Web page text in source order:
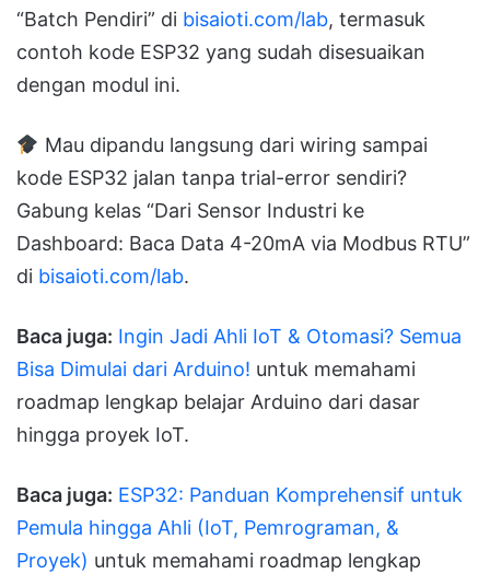
“Batch Pendiri” di bisaioti.com/lab, termasuk
contoh kode ESP32 yang sudah disesuaikan
dengan modul ini.
Mau dipandu langsung dari wiring sampai
kode ESP32 jalan tanpa trial-error sendiri?
Gabung kelas “Dari Sensor Industri ke
Dashboard: Baca Data 4-20mA via Modbus RTU”
di bisaioti.com/lab.
Baca juga: Ingin Jadi Ahli IoT & Otomasi? Semua
Bisa Dimulai dari Arduino! untuk memahami
roadmap lengkap belajar Arduino dari dasar
hingga proyek IoT.
Baca juga: ESP32: Panduan Komprehensif untuk
Pemula hingga Ahli (IoT, Pemrograman, &
Proyek) untuk memahami roadmap lengkap